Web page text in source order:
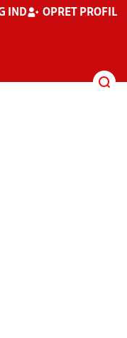
IND OPRET PROFIL